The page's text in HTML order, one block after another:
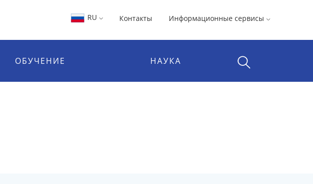
RU Контакты Информационные сервисы
ОБУЧЕНИЕ НАУКА